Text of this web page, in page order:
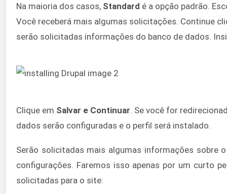
Na maioria dos casos, Standard é a opção padrão.
Você receberá mais algumas solicitações. Continue
serão solicitadas informações do banco de dados.
Clique em Salvar e Continuar . Se você for
dados serão configuradas e o perfil será instalado.
Serão solicitadas mais algumas informações sobre
configurações. Faremos isso apenas por um curto
solicitadas para o site: